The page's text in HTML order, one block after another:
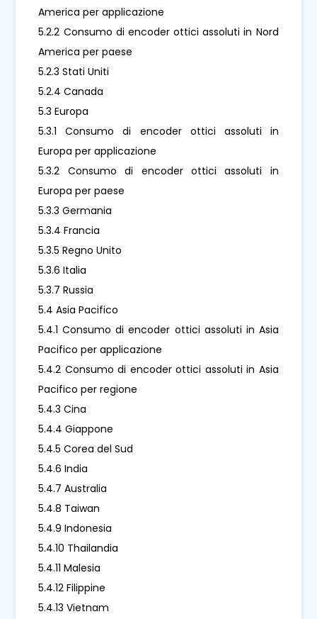
America per applicazione
5.2.2 Consumo di encoder ottici assoluti in Nord
America per paese
5.2.3 Stati Uniti
5.2.4 Canada
5.3 Europa
5.3.1 Consumo di encoder ottici assoluti in
Europa per applicazione
5.3.2 Consumo di encoder ottici assoluti in
Europa per paese
5.3.3 Germania
5.3.4 Francia
5.3.5 Regno Unito
5.3.6 Italia
5.3.7 Russia
5.4 Asia Pacifico
5.4.1 Consumo di encoder ottici assoluti in Asia
Pacifico per applicazione
5.4.2 Consumo di encoder ottici assoluti in Asia
Pacifico per regione
5.4.3 Cina
5.4.4 Giappone
5.4.5 Corea del Sud
5.4.6 India
5.4.7 Australia
5.4.8 Taiwan
5.4.9 Indonesia
5.4.10 Thailandia
5.4.11 Malesia
5.4.12 Filippine
5.4.13 Vietnam